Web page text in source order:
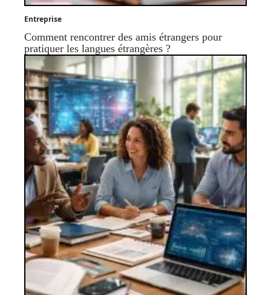
Entreprise
Comment rencontrer des amis étrangers pour
pratiquer les langues étrangères ?